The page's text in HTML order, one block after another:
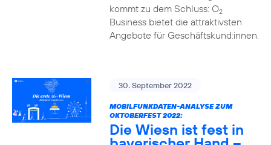
kommt zu dem Schluss: O2
Business bietet die attraktivsten
Angebote für Geschäftskund:innen.
30. September 2022
MOBILFUNKDATEN-ANALYSE ZUM
OKTOBERFEST 2022:
Die Wiesn ist fest in